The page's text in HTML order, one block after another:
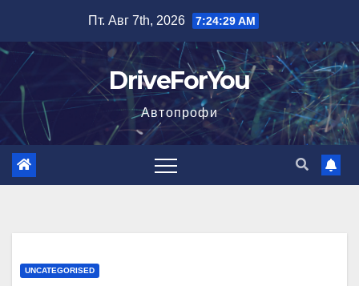
содержимому
Пт. Авг 7th, 2026 7:24:30 AM
DriveForYou
Автопрофи
UNCATEGORISED